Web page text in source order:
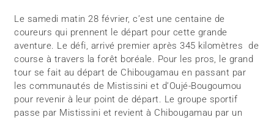
Le samedi matin 28 février, c’est une centaine de
coureurs qui prennent le départ pour cette grande
aventure. Le défi, arrivé premier après 345 kilomètres de
course à travers la forêt boréale. Pour les pros, le grand
tour se fait au départ de Chibougamau en passant par
les communautés de Mistissini et d’Oujé-Bougoumou
pour revenir à leur point de départ. Le groupe sportif
passe par Mistissini et revient à Chibougamau par un